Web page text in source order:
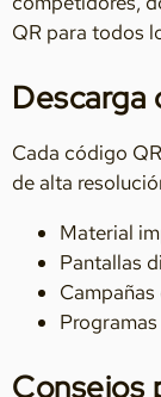
QR para todos
Descarga
Cada código
de alta
Material
Pantallas
Consejos